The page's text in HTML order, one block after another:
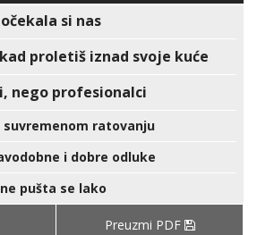
si nas
proletiš iznad svoje kuće
nego profesionalci
ratovanju
i dobre odluke
pušta se lako
Preuzmi PDF